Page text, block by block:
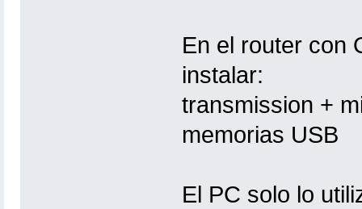
En el router con
instalar:
transmission +
memorias USB
El PC solo lo